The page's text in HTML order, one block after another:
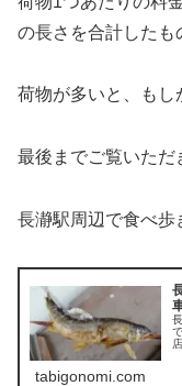
の長さを合計したも
荷物が多いと、もし
最後までご覧いただ
長瀞駅周辺で食べ歩
tabigonomi.com